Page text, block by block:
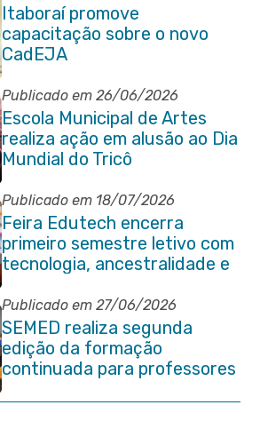
Itaboraí promove
capacitação sobre o novo
CadEJA
Publicado em 26/06/2026
Escola Municipal de Artes
realiza ação em alusão ao Dia
Mundial do Tricô
Publicado em 18/07/2026
Feira Edutech encerra
primeiro semestre letivo com
tecnologia, ancestralidade e
protagonismo estudantil em
Itaboraí
Publicado em 27/06/2026
SEMED realiza segunda
edição da formação
continuada para professores
e coordenadores
pedagógicos